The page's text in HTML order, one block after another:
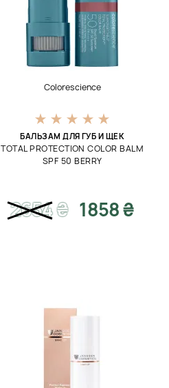
Colorescience
БАЛЬЗАМ ДЛЯ ГУБ И ЩЕК
TOTAL PROTECTION COLOR BALM
SPF 50 BERRY
2654₴ 1858 ₴